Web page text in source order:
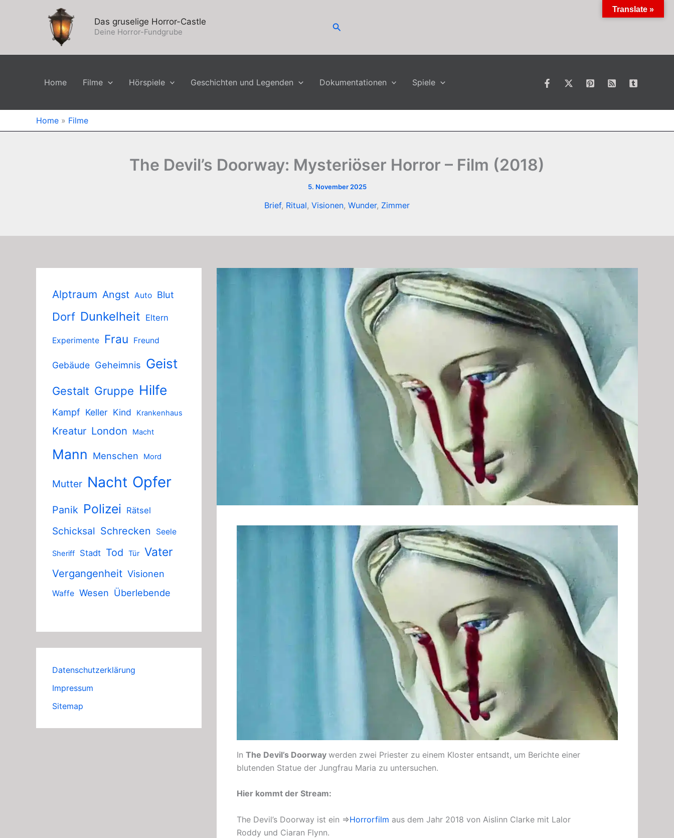
Das gruselige Horror-Castle
Deine Horror-Fundgrube
Suchen
Home Filme Hörspiele Geschichten und Legenden Dokumentationen Spiele
Home » Filme
The Devil’s Doorway: Mysteriöser Horror – Film (2018)
5. November 2025
Brief, Ritual, Visionen, Wunder, Zimmer
Alptraum Angst Auto Blut
Dorf Dunkelheit Eltern
Experimente Frau Freund
Gebäude Geheimnis Geist
Gestalt Gruppe Hilfe
Kampf Keller Kind Krankenhaus
Kreatur London Macht
Mann Menschen Mord
Mutter Nacht Opfer
Panik Polizei Rätsel
Schicksal Schrecken Seele
Sheriff Stadt Tod Tür Vater
Vergangenheit Visionen
Waffe Wesen Überlebende
Datenschutzerklärung
Impressum
Sitemap
In The Devil’s Doorway werden zwei Priester zu einem Kloster entsandt, um Berichte einer
blutenden Statue der Jungfrau Maria zu untersuchen.
Hier kommt der Stream:
The Devil’s Doorway ist ein ⇒Horrorfilm aus dem Jahr 2018 von Aislinn Clarke mit Lalor
Roddy und Ciaran Flynn.
Translate »